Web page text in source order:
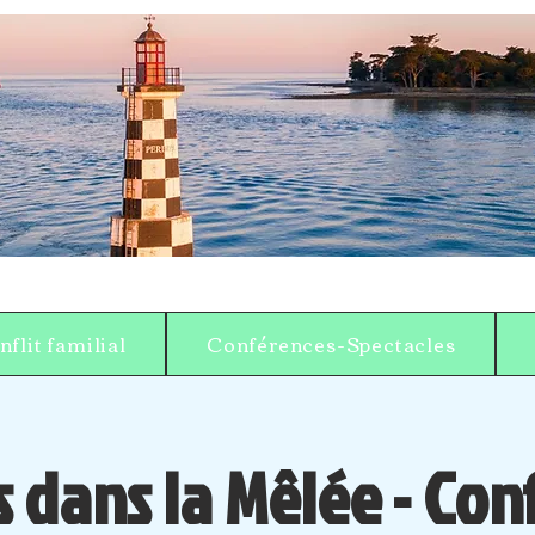
familial Conférences-Spectacles
dans la Mêlée -